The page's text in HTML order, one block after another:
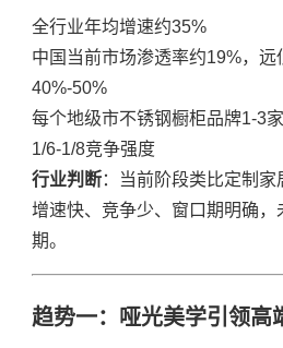
全行业年均增速约35%
中国当前市场渗透率约19%，远
40%-50%
每个地级市不锈钢橱柜品牌1-3
1/6-1/8竞争强度
行业判断：当前阶段类比定制
增速快、竞争少、窗口期明确，
期。
趋势一：哑光美学引领高